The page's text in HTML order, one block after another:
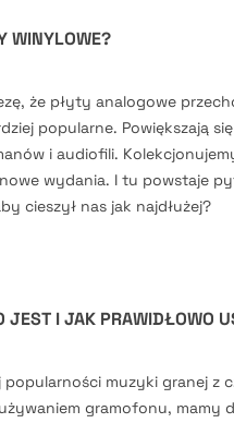
WINYLOWE?
że płyty analogowe
popularne. Powiększają
i audiofili.
wydania. I tu powstaje
cieszył nas jak najdłużej?
JEST I JAK PRAWIDŁOWO
popularności muzyki granej z
gramofonu, mamy